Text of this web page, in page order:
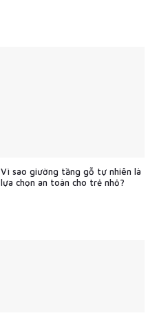
Vì sao giường tầng gỗ tự nhiên là
lựa chọn an toàn cho trẻ nhỏ?